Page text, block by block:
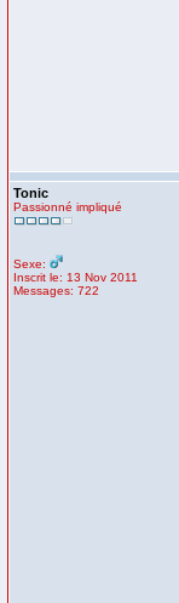
Tonic
Passionné impliqué
Sexe:
Inscrit le: 13 Nov 2011
Messages: 722